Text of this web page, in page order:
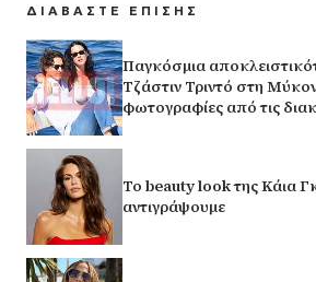
ΔΙΑΒΑΣΤΕ ΕΠΙΣΗΣ
Παγκόσμια
Τζάστιν Τριντό στη
φωτογραφίες από τις
Το beauty look της Κάια
αντιγράψουμε